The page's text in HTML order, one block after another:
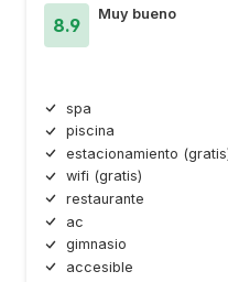
8.9
Muy bueno
spa
piscina
estacionamiento
wifi (gratis)
restaurante
ac
gimnasio
accesible